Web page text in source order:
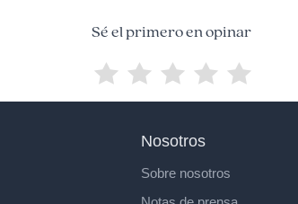
Sé el primero en opinar
Nosotros
Sobre nosotros